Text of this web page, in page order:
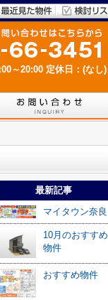
～20:00 定休日：(なし)
最新記事
マイタウン奈良
10月のおすすめ
物件
おすすめ物件